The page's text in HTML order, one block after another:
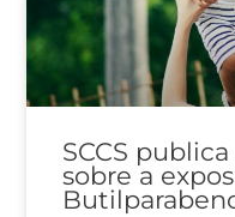
SCCS
sobre a